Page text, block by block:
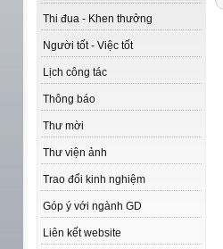
Thi đua - Khen thưởng
Người tốt - Việc tốt
Lịch công tác
Thông báo
Thư mời
Thư viện ảnh
Trao đổi kinh nghiệm
Góp ý với ngành GD
Liên kết website